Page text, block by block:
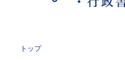
トップ